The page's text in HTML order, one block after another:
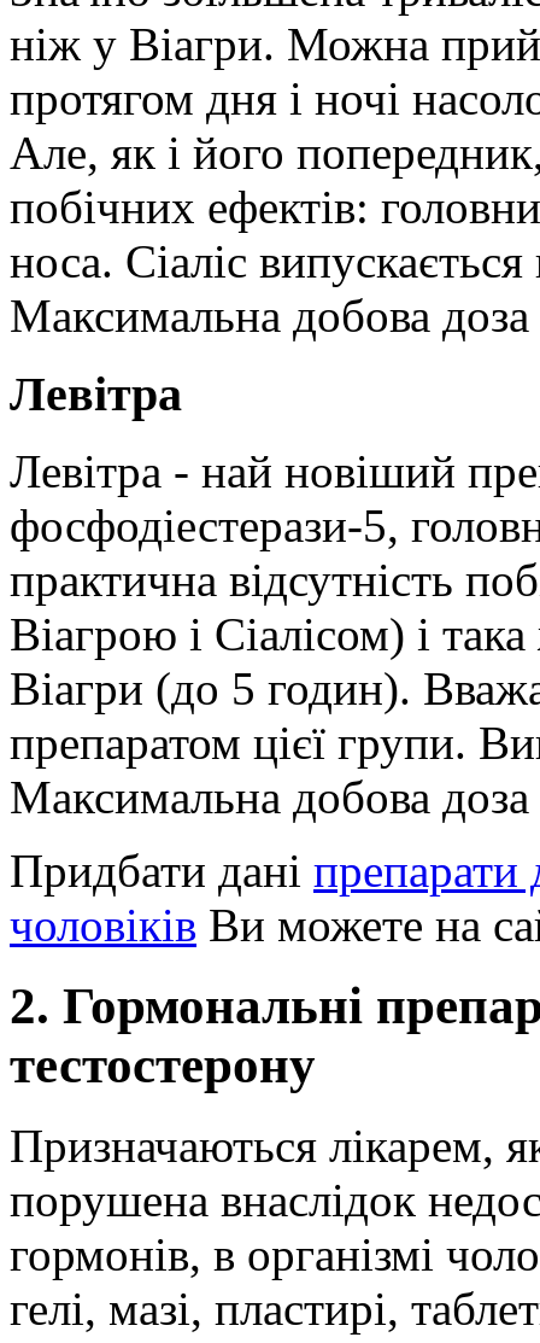
ніж у Віагри. Можна
протягом дня і ночі
Але, як і його
побічних ефектів:
носа. Сіаліс
Максимальна добова доза
Левітра
Левітра - най новіший
фосфодіестерази-5,
практична відсутність
Віагрою і Сіалісом) і
Віагри (до 5 годин).
препаратом цієї групи.
Максимальна добова доза
Придбати дані препарати
чоловіків Ви можете на
2. Гормональні
тестостерону
Призначаються лікарем,
порушена внаслідок
гормонів, в організмі
гелі, мазі, пластирі,